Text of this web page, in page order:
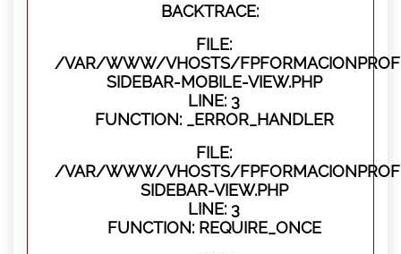
BACKTRACE:
FILE:
/VAR/WWW/VHOSTS/
SIDEBAR-MOBILE-VIEW.PHP
LINE: 3
FUNCTION: _ERROR_HANDLER
FILE:
/VAR/WWW/VHOSTS/
SIDEBAR-VIEW.PHP
LINE: 3
FUNCTION: REQUIRE_ONCE